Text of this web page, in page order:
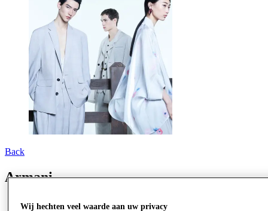
Back
Armani
Wij hechten veel waarde aan uw privacy